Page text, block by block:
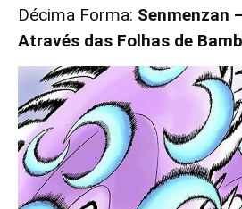
Décima Forma: Senmenzan
Através das Folhas de